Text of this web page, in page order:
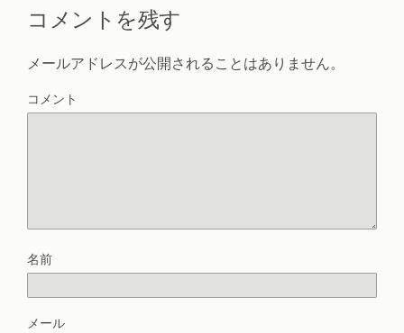
コメントを残す
メールアドレスが公開されることはありません。
コメント
名前
メール